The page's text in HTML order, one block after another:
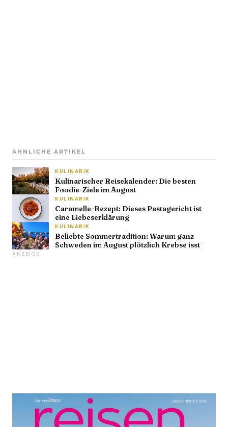
ÄHNLICHE ARTIKEL
KULINARIK
Kulinarischer Reisekalender: Die besten
Foodie-Ziele im August
KULINARIK
Caramelle-Rezept: Dieses Pastagericht ist
eine Liebeserklärung
KULINARIK
Beliebte Sommertradition: Warum ganz
Schweden im August plötzlich Krebse isst
ANZEIGE